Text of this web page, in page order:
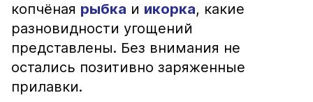
копчёная рыбка и икорка, какие
разновидности угощений
представлены. Без внимания не
остались позитивно заряженные
прилавки.